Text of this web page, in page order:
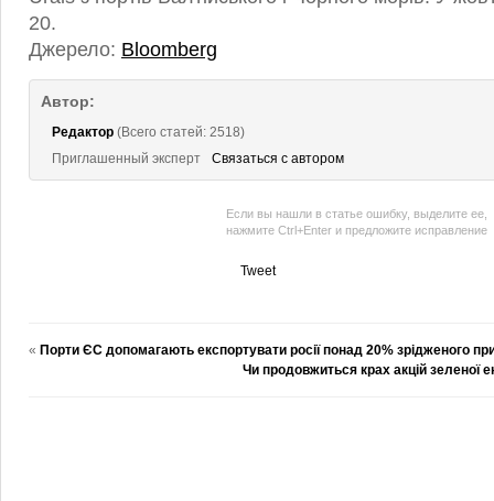
20.
Джерело: Bloomberg
Автор:
Редактор (Всего статей: 2518)
Приглашенный эксперт
Связаться с автором
Если вы нашли в статье ошибку, выделите ее,
нажмите Ctrl+Enter и предложите исправление
Tweet
« Порти ЄС допомагають експортувати росії понад 20% зрідженого
Чи продовжиться крах акцій зеленої